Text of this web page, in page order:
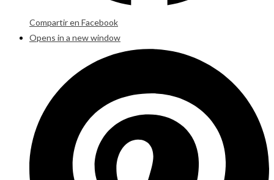
Compartir en Facebook
Opens in a new window